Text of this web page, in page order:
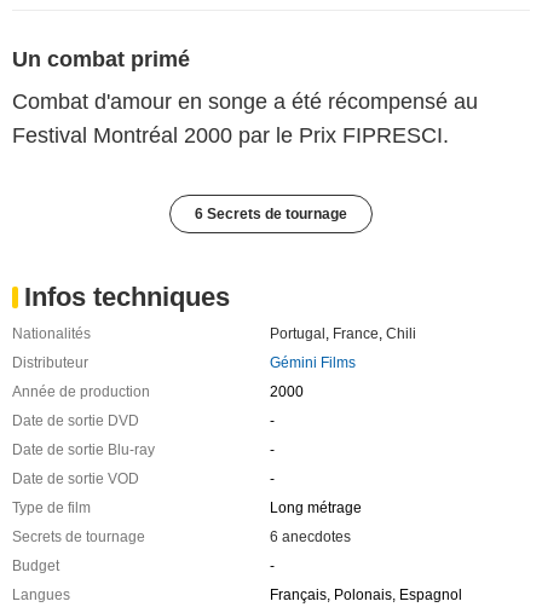
Un combat primé
Combat d'amour en songe a été récompensé au
Festival Montréal 2000 par le Prix FIPRESCI.
6 Secrets de tournage
Infos techniques
Nationalités Portugal France Chili
Distributeur
Gémini Films
Année de production
2000
Date de sortie DVD
-
Date de sortie Blu-ray
-
Date de sortie VOD
-
Type de film
Long métrage
Secrets de tournage
6 anecdotes
Budget
-
Langues
Français, Polonais, Espagnol